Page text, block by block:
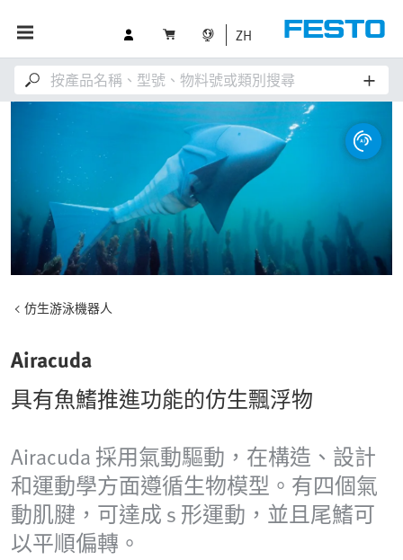
ZH
仿生游泳機器人
Airacuda
具有魚鰭推進功能的仿生飄浮物
Airacuda 採用氣動驅動，在構造、設計
和運動學方面遵循生物模型。有四個氣
動肌腱，可達成 s 形運動，並且尾鰭可
以平順偏轉。